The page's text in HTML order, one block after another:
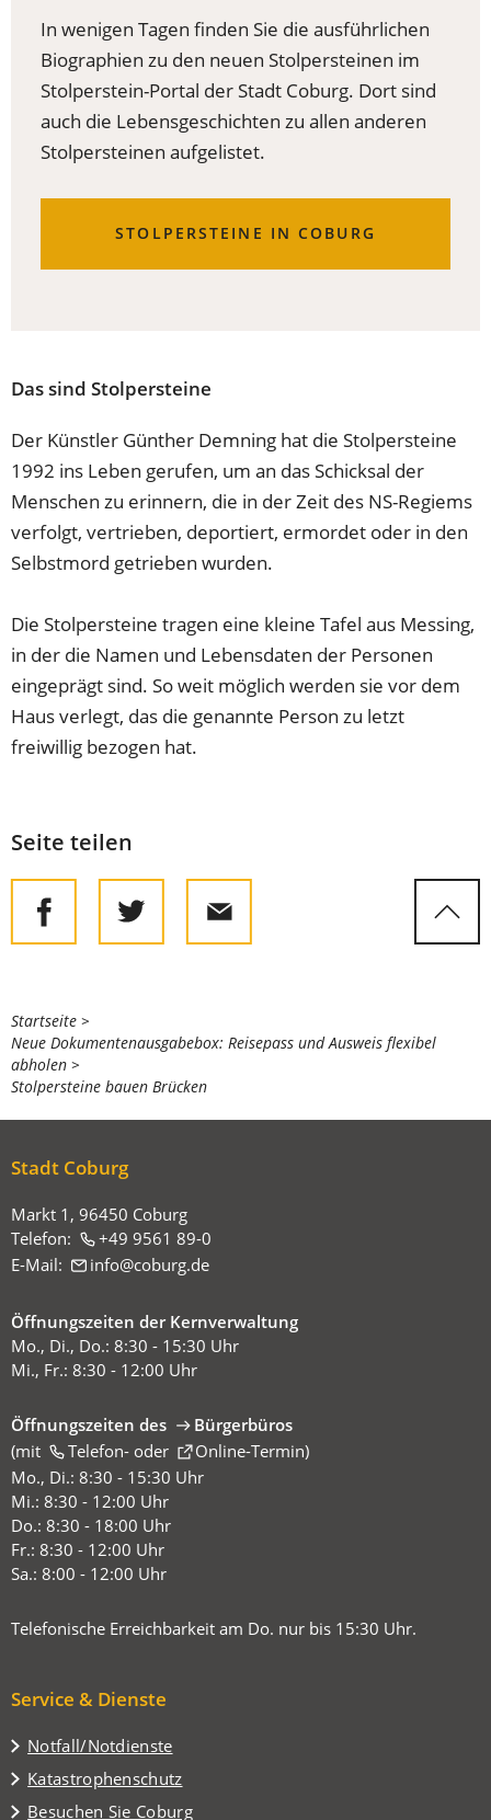
In wenigen Tagen finden Sie die ausführlichen
Biographien zu den neuen Stolpersteinen im
Stolperstein-Portal der Stadt Coburg. Dort sind
auch die Lebensgeschichten zu allen anderen
Stolpersteinen aufgelistet.
STOLPERSTEINE IN COBURG
Das sind Stolpersteine
Der Künstler Günther Demning hat die Stolpersteine
1992 ins Leben gerufen, um an das Schicksal der
Menschen zu erinnern, die in der Zeit des NS-Regiems
verfolgt, vertrieben, deportiert, ermordet oder in den
Selbstmord getrieben wurden.
Die Stolpersteine tragen eine kleine Tafel aus Messing,
in der die Namen und Lebensdaten der Personen
eingeprägt sind. So weit möglich werden sie vor dem
Haus verlegt, das die genannte Person zu letzt
freiwillig bezogen hat.
Seite teilen
Sie
befinden
sich
hier:
Startseite
Neue Dokumentenausgabebox: Reisepass und Ausweis flexibel
abholen
Stolpersteine bauen Brücken
Stadt Coburg
Markt 1, 96450 Coburg
Telefon:
+49 9561 89-0
E-Mail:
info coburg de
Öffnungszeiten der Kernverwaltung
Mo., Di., Do.: 8:30 - 15:30 Uhr
Mi., Fr.: 8:30 - 12:00 Uhr
Öffnungszeiten des
Bürgerbüros
(mit
Telefon-oder Online-Termin
(Öffnet
in
einem
neuen
Tab)
)
Mo., Di.: 8:30 - 15:30 Uhr
Mi.: 8:30 - 12:00 Uhr
Do.: 8:30 - 18:00 Uhr
Fr.: 8:30 - 12:00 Uhr
Sa.: 8:00 - 12:00 Uhr
Telefonische Erreichbarkeit am Do. nur bis 15:30 Uhr.
Service & Dienste
Notfall/Notdienste
Katastrophenschutz
Besuchen Sie Coburg
(Öffnet